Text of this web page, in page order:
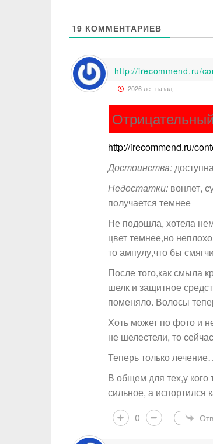
19 КОММЕНТАРИЕВ
http://irecommend.ru/
2026 лет назад
http://irecommend.ru/
Достоинства:
Недостатки:воняет,
получается темнее
Не подошла, хотела
цвет темнее,но
то ампулу,что бы
После того,как смыла
шелк и защитное
поменяло. Волосы
Хоть может по фото и
не шелестели, то
Теперь только
В общем для тех,у кого
сильное, а испортился
0